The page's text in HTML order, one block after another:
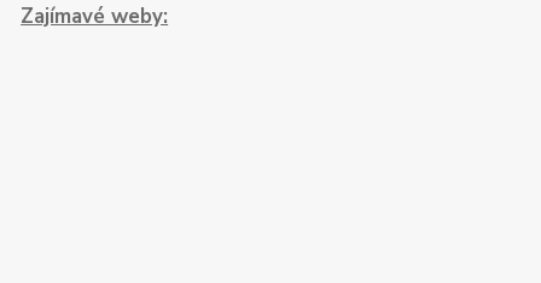
Zajímavé weby: